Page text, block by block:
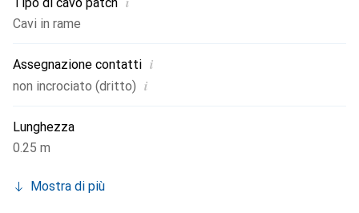
Cavi in rame
Assegnazione contatti i
non incrociato (dritto) i
Lunghezza
0.25 m
Mostra di più